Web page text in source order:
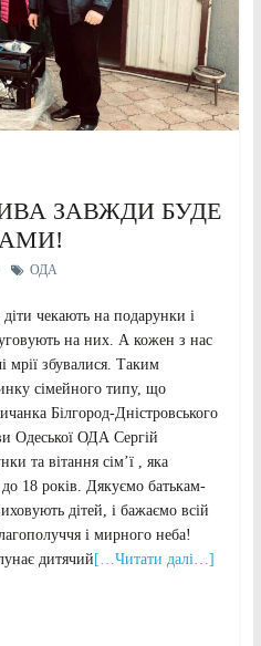
ЗАВЖДИ БУДЕ
ОДА
чекають на подарунки і
на них. А кожен з нас
мрії збувалися. Таким
сімейного типу, що
Білгород-Дністровського
Одеської ОДА Сергій
та вітання сім’ї , яка
18 років. Дякуємо батькам-
дітей, і бажаємо всій
і мирного неба!
дитячий […Читати далі…]